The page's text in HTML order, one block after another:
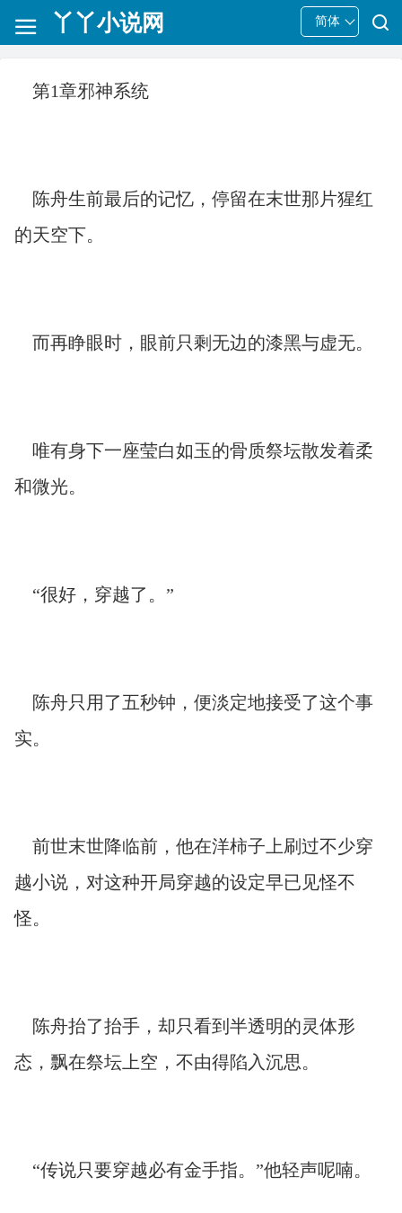
丫丫小说网 简体
第1章邪神系统
陈舟生前最后的记忆，停留在末世那片猩红
的天空下。
而再睁眼时，眼前只剩无边的漆黑与虚无。
唯有身下一座莹白如玉的骨质祭坛散发着柔
和微光。
“很好，穿越了。”
陈舟只用了五秒钟，便淡定地接受了这个事
实。
前世末世降临前，他在洋柿子上刷过不少穿
越小说，对这种开局穿越的设定早已见怪不
怪。
陈舟抬了抬手，却只看到半透明的灵体形
态，飘在祭坛上空，不由得陷入沉思。
“传说只要穿越必有金手指。”他轻声呢喃。